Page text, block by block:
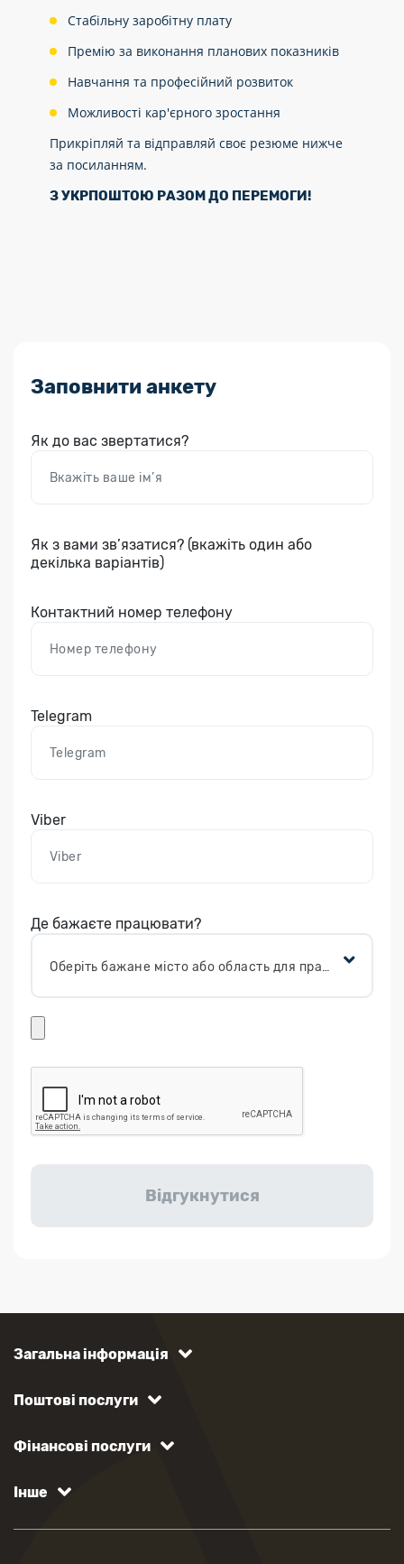
Стабільну заробітну плату
Премію за виконання планових показників
Навчання та професійний розвиток
Можливості кар'єрного зростання
Прикріпляй та відправляй своє резюме нижче
за посиланням.
З УКРПОШТОЮ РАЗОМ ДО ПЕРЕМОГИ!
Заповнити анкету
Як до вас звертатися?
Як з вами зв’язатися? (вкажіть один або
декілька варіантів)
Контактний номер телефону
Telegram
Viber
Де бажаєте працювати?
Оберіть бажане місто або область для працевлаштування
Загальна інформація
Поштові послуги
Фінансові послуги
Інше